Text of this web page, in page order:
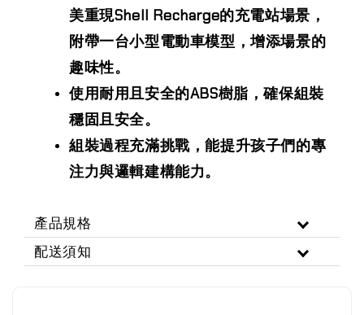
美重現Shell Recharge的充電站場景，
附帶一台小型電動車模型，增添場景的
趣味性。
使用耐用且安全的ABS樹脂，確保組裝
穩固且安全。
組裝過程充滿挑戰，能提升孩子們的專
注力與邏輯建構能力。
產品規格
配送須知